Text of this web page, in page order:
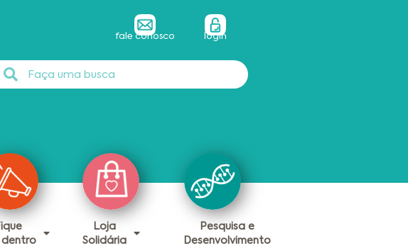
fale conosco login
Loja
Solidária
Pesquisa e
Desenvolvimento